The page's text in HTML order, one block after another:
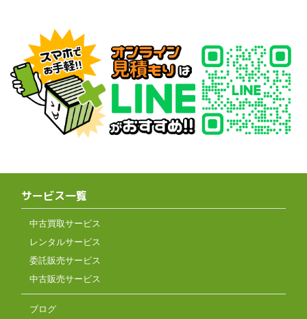
サービス一覧
中古買取サービス
レンタルサービス
委託販売サービス
中古販売サービス
ブログ